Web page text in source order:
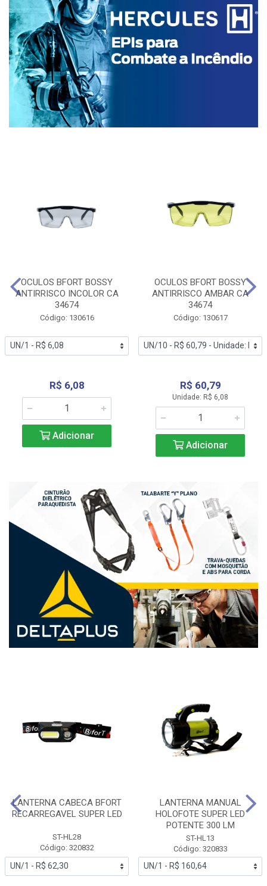
OCULOS BFORT BOSSY
ANTIRRISCO INCOLOR CA
34674
Código: 130616
R$ 6,08
Adicionar
OCULOS BFORT BOSSY
ANTIRRISCO AMBAR CA
34674
Código: 130617
R$ 60,79
Unidade: R$ 6,08
Adicionar
LANTERNA CABECA BFORT
RECARREGAVEL SUPER LED
ST-HL28
Código: 320832
LANTERNA MANUAL
HOLOFOTE SUPER LED
POTENTE 300 LM
ST-HL13
Código: 320833